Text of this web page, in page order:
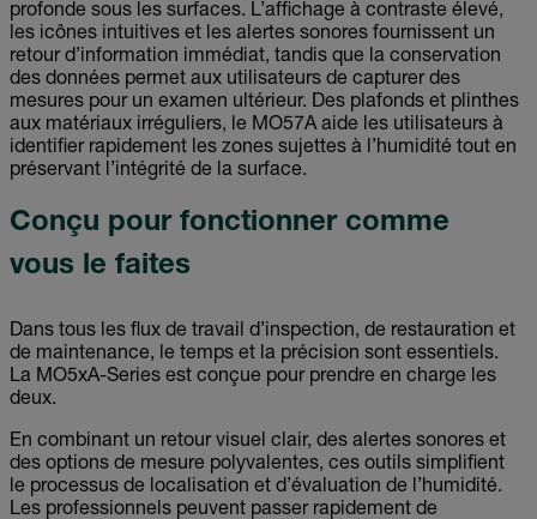
profonde sous les surfaces. L’affichage à contraste élevé,
les icônes intuitives et les alertes sonores fournissent un
retour d’information immédiat, tandis que la conservation
des données permet aux utilisateurs de capturer des
mesures pour un examen ultérieur. Des plafonds et plinthes
aux matériaux irréguliers, le MO57A aide les utilisateurs à
identifier rapidement les zones sujettes à l’humidité tout en
préservant l’intégrité de la surface.
Conçu pour fonctionner comme
vous le faites
Dans tous les flux de travail d’inspection, de restauration et
de maintenance, le temps et la précision sont essentiels.
La MO5xA-Series est conçue pour prendre en charge les
deux.
En combinant un retour visuel clair, des alertes sonores et
des options de mesure polyvalentes, ces outils simplifient
le processus de localisation et d’évaluation de l’humidité.
Les professionnels peuvent passer rapidement de